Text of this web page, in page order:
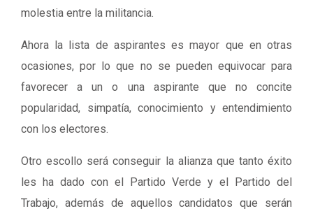
molestia entre la militancia.
Ahora la lista de aspirantes es mayor que en otras
ocasiones, por lo que no se pueden equivocar para
favorecer a un o una aspirante que no concite
popularidad, simpatía, conocimiento y entendimiento
con los electores.
Otro escollo será conseguir la alianza que tanto éxito
les ha dado con el Partido Verde y el Partido del
Trabajo, además de aquellos candidatos que serán